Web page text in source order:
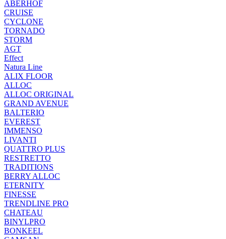
ABERHOF
CRUISE
CYCLONE
TORNADO
STORM
AGT
Effect
Natura Line
ALIX FLOOR
ALLOC
ALLOC ORIGINAL
GRAND AVENUE
BALTERIO
EVEREST
IMMENSO
LIVANTI
QUATTRO PLUS
RESTRETTO
TRADITIONS
BERRY ALLOC
ETERNITY
FINESSE
TRENDLINE PRO
CHATEAU
BINYLPRO
BONKEEL